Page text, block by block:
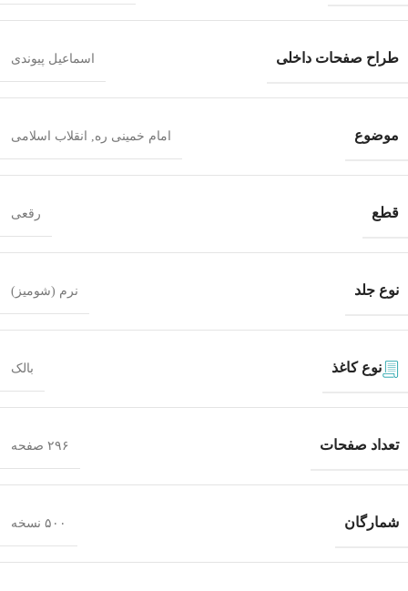
طراح صفحات داخلی اسماعیل پیوندی
موضوع امام خمینی ره, انقلاب اسلامی
قطع رقعی
نوع جلد نرم (شومیز)
نوع کاغذ بالک
تعداد صفحات ۲۹۶ صفحه
شمارگان ۵۰۰ نسخه